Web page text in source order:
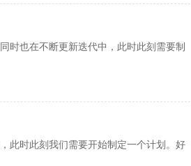
时也在不断更新迭代中，此时此刻需要制
此时此刻我们需要开始制定一个计划。好